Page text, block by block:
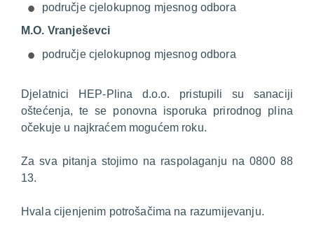
područje cjelokupnog mjesnog odbora
M.O. Vranješevci
područje cjelokupnog mjesnog odbora
Djelatnici HEP-Plina d.o.o. pristupili su sanaciji
oštećenja, te se ponovna isporuka prirodnog plina
očekuje u najkraćem mogućem roku.
Za sva pitanja stojimo na raspolaganju na 0800 88
13.
Hvala cijenjenim potrošačima na razumijevanju.